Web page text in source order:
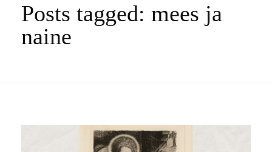
Posts tagged: mees ja
naine